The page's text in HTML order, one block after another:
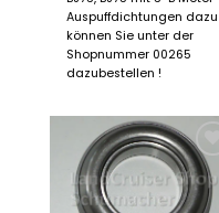
Auspuffdichtungen dazu
können Sie unter der
Shopnummer 00265
dazubestellen !
Zum
Merkzettel
hinzufügen